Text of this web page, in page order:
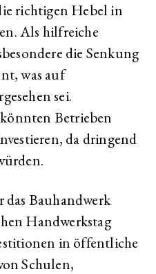
richtigen Hebel in
Als hilfreiche
die Senkung
was auf
sei.
Betrieben
da dringend
Bauhandwerk
Handwerkstag
in öffentliche
Schulen,